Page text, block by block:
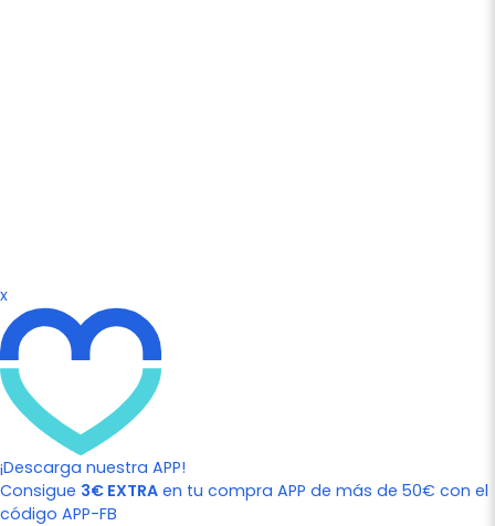
x
¡Descarga nuestra APP!
Consigue 3€ EXTRA en tu compra APP de más de 50€ con el
código APP-FB